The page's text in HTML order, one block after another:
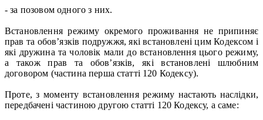
- за позовом одного з них.
Встановлення режиму окремого проживання не припиняє
прав та обов’язків подружжя, які встановлені цим Кодексом і
які дружина та чоловік мали до встановлення цього режиму,
а також прав та обов’язків, які встановлені шлюбним
договором (частина перша статті 120 Кодексу).
Проте, з моменту встановлення режиму настають наслідки,
передбачені частиною другою статті 120 Кодексу, а саме: